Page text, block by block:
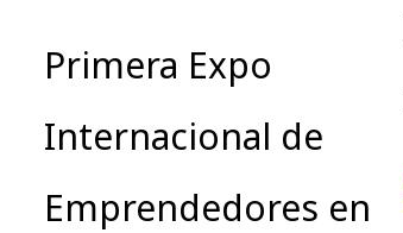
Primera Expo
Internacional de
Emprendedores en